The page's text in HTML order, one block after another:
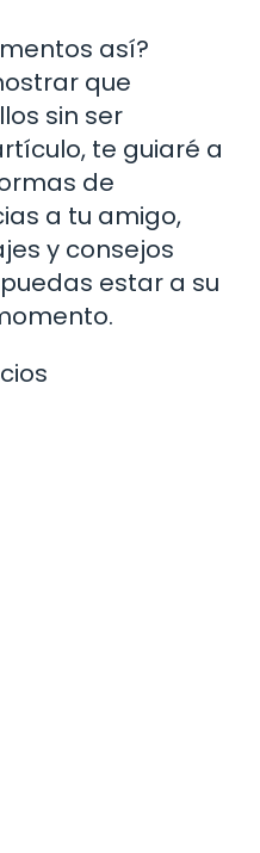
así?
que
sin ser
te guiaré a
de
a tu amigo,
y consejos
estar a su